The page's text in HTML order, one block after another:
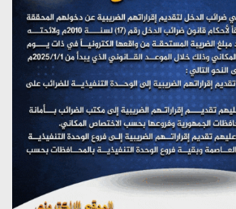
الوهم)
الإنسانية حول جرائم تحالف العدوان